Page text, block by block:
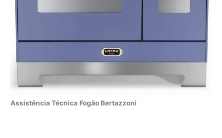
Assistência Técnica Fogão Bertazzoni